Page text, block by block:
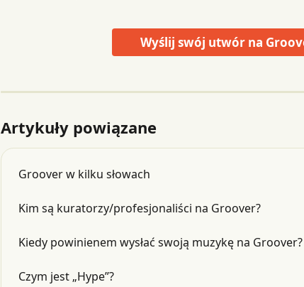
Wyślij swój utwór na
Artykuły powiązane
Groover w kilku słowach
Kim są kuratorzy/profesjonaliści na Groover?
Kiedy powinienem wysłać swoją muzykę na Groover?
Czym jest „Hype”?